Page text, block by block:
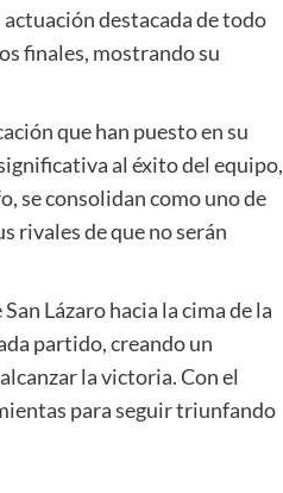
actuación destacada de todo
finales, mostrando su
que han puesto en su
al éxito del equipo,
se consolidan como uno de
rivales de que no serán
Lázaro hacia la cima de la
partido, creando un
la victoria. Con el
para seguir triunfando